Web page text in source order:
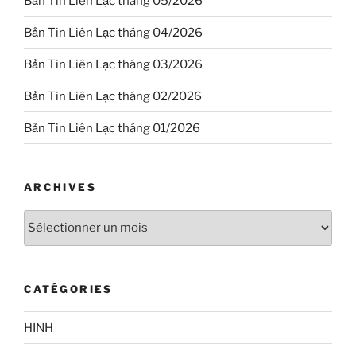
Bản Tin Liên Lạc tháng 04/2026
Bản Tin Liên Lạc tháng 03/2026
Bản Tin Liên Lạc tháng 02/2026
Bản Tin Liên Lạc tháng 01/2026
ARCHIVES
Archives
CATÉGORIES
HINH